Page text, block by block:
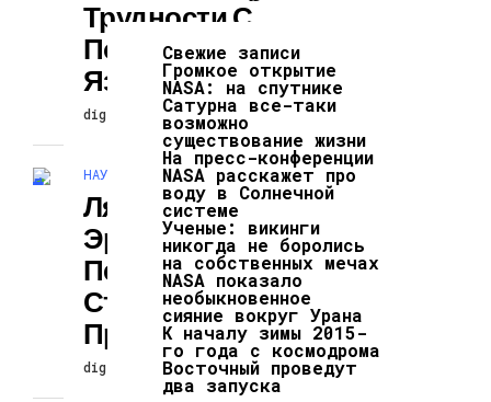
Трудности С
Пониманием
Языка
digiversion 28.02.2025
НАУКА И ТЕХНОЛОГИИ
Лягушки Прячут
Эритроциты В
Печени, Чтобы
Стать
Прозрачными
digiversion 28.02.2025
Свежие записи
Громкое открытие
NASA: на спутнике
Сатурна все-таки
возможно
существование жизни
На пресс-конференции
NASA расскажет про
воду в Солнечной
системе
Ученые: викинги
никогда не боролись
на собственных мечах
NASA показало
необыкновенное
сияние вокруг Урана
К началу зимы 2015-
го года с космодрома
Восточный проведут
два запуска